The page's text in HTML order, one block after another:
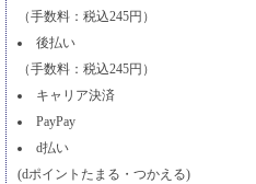
（手数料：税込245円）
後払い
（手数料：税込245円）
キャリア決済
PayPay
d払い
(dポイントたまる・つかえる)